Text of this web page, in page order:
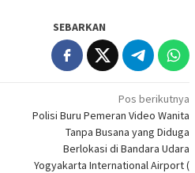
SEBARKAN
Pos berikutnya
Polisi Buru Pemeran Video Wanita
Tanpa Busana yang Diduga
Berlokasi di Bandara Udara
Yogyakarta International Airport (